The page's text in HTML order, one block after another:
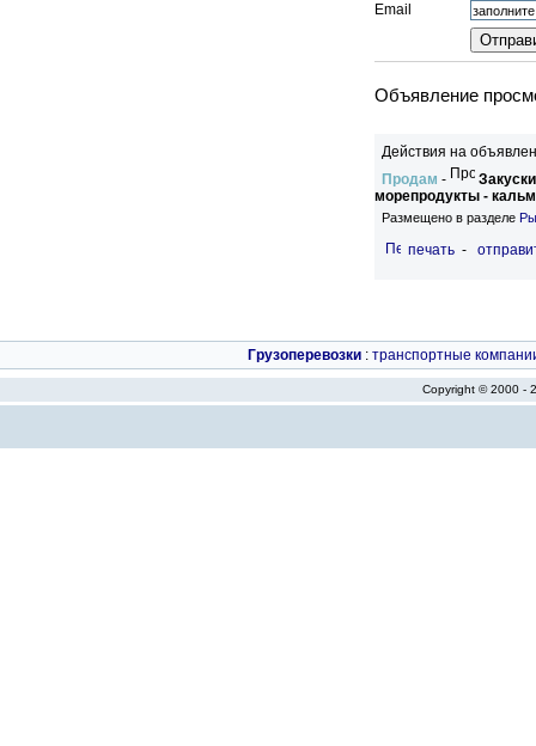
Email
Объявление
Действия на
Продам -
морепродукты -
Размещено в разделе
печать -
Грузоперевозки : транспортные
Copyright © 2000 -